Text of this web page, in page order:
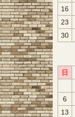
16
23
30
日
6
13